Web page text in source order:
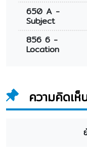
650 A -
Subject
856 6 -
Location
ความคิดเห็